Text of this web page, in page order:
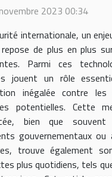
2023 00:34
internationale, un
de plus en plus
Parmi ces
jouent un rôle
inégalée contre
potentielles. Cette
bien que
gouvernementaux
trouve également
plus quotidiens, tels